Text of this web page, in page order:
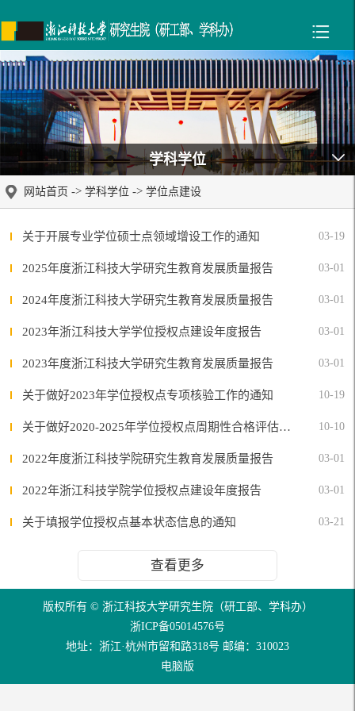
学科学位
网站首页 -> 学科学位 -> 学位点建设
关于开展专业学位硕士点领域增设工作的通知 03-19
2025年度浙江科技大学研究生教育发展质量报告 03-01
2024年度浙江科技大学研究生教育发展质量报告 03-01
2023年浙江科技大学学位授权点建设年度报告 03-01
2023年度浙江科技大学研究生教育发展质量报告 03-01
关于做好2023年学位授权点专项核验工作的通知 10-19
关于做好2020-2025年学位授权点周期性合格评估工作的通知 10-10
2022年度浙江科技学院研究生教育发展质量报告 03-01
2022年浙江科技学院学位授权点建设年度报告 03-01
关于填报学位授权点基本状态信息的通知 03-21
查看更多
版权所有 © 浙江科技大学研究生院（研工部、学科办）
浙ICP备05014576号
地址：浙江·杭州市留和路318号 邮编：310023
电脑版